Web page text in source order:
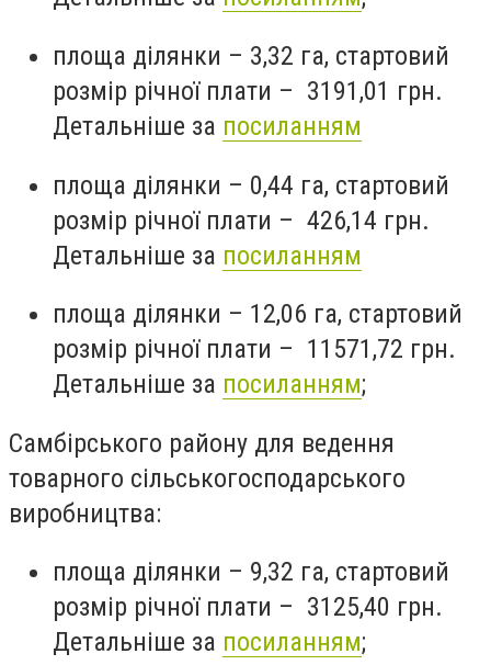
площа ділянки – 3,32 га, стартовий
розмір річної плати – 3191,01 грн.
Детальніше за посиланням
площа ділянки – 0,44 га, стартовий
розмір річної плати – 426,14 грн.
Детальніше за посиланням
площа ділянки – 12,06 га, стартовий
розмір річної плати – 11571,72 грн.
Детальніше за посиланням;
Самбірського району для ведення
товарного сільськогосподарського
виробництва:
площа ділянки – 9,32 га, стартовий
розмір річної плати – 3125,40 грн.
Детальніше за посиланням;